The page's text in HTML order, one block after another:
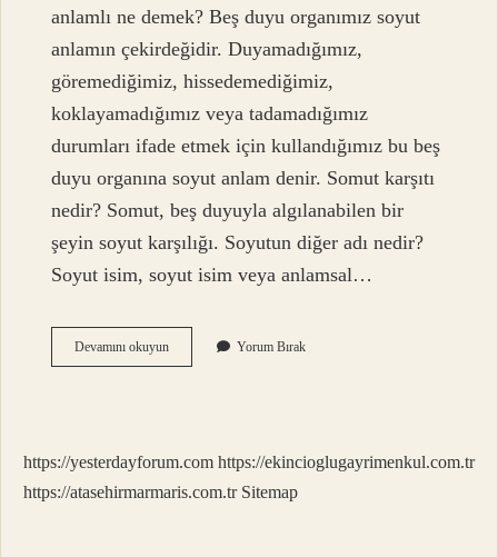
anlamlı ne demek? Beş duyu organımız soyut
anlamın çekirdeğidir. Duyamadığımız,
göremediğimiz, hissedemediğimiz,
koklayamadığımız veya tadamadığımız
durumları ifade etmek için kullandığımız bu beş
duyu organına soyut anlam denir. Somut karşıtı
nedir? Somut, beş duyuyla algılanabilen bir
şeyin soyut karşılığı. Soyutun diğer adı nedir?
Soyut isim, soyut isim veya anlamsal…
Devamını okuyunSoyut
Kelimesinin
Yorum Bırak
https://yesterdayforum.com https://ekincioglugayrimenkul.com.tr
https://atasehirmarmaris.com.tr Sitemap